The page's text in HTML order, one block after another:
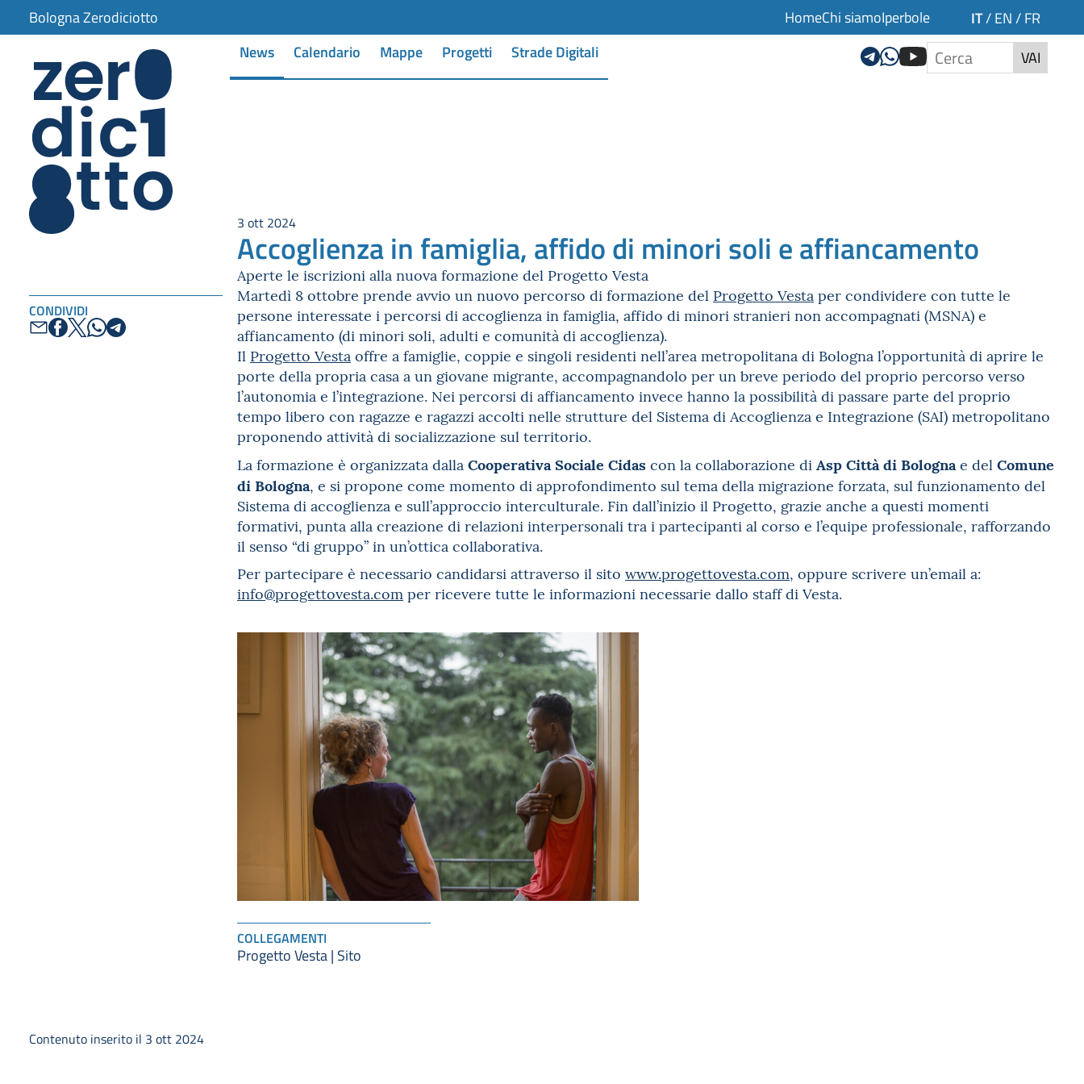
Bologna Zerodiciotto HomeChi siamoIperbole IT/ EN / FR
News Calendario Mappe Progetti Strade Digitali VAI
CONDIVIDI
3 ott 2024
Accoglienza in famiglia, affido di minori soli e affiancamento
Aperte le iscrizioni alla nuova formazione del Progetto Vesta
Martedì 8 ottobre prende avvio un nuovo percorso di formazione del Progetto Vesta per condividere con tutte le
persone interessate i percorsi di accoglienza in famiglia, affido di minori stranieri non accompagnati (MSNA) e
affiancamento (di minori soli, adulti e comunità di accoglienza).
Il Progetto Vesta offre a famiglie, coppie e singoli residenti nell’area metropolitana di Bologna l’opportunità di aprire le
porte della propria casa a un giovane migrante, accompagnandolo per un breve periodo del proprio percorso verso
l’autonomia e l’integrazione. Nei percorsi di affiancamento invece hanno la possibilità di passare parte del proprio
tempo libero con ragazze e ragazzi accolti nelle strutture del Sistema di Accoglienza e Integrazione (SAI) metropolitano
proponendo attività di socializzazione sul territorio.
La formazione è organizzata dalla Cooperativa Sociale Cidas con la collaborazione di Asp Città di Bolognae del Comune
di Bologna, e si propone come momento di approfondimento sul tema della migrazione forzata, sul funzionamento del
Sistema di accoglienza e sull’approccio interculturale. Fin dall’inizio il Progetto, grazie anche a questi momenti
formativi, punta alla creazione di relazioni interpersonali tra i partecipanti al corso e l’equipe professionale, rafforzando
il senso “di gruppo” in un’ottica collaborativa.
Per partecipare è necessario candidarsi attraverso il sito www.progettovesta.com, oppure scrivere un’email a:
info@progettovesta.com per ricevere tutte le informazioni necessarie dallo staff di Vesta.
COLLEGAMENTI
Progetto Vesta | Sito
Contenuto inserito il 3 ott 2024